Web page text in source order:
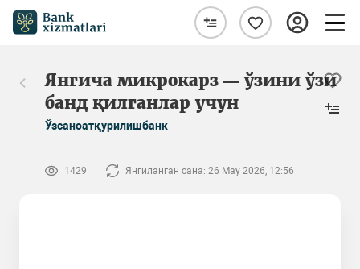
Янгича микрокарз — ўзини ўзи
банд қилганлар учун
Ўзсаноатқурилишбанк
1429 Янгиланган сана: 26 May 2026, 12:56